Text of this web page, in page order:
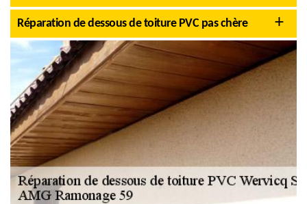
Réparation de dessous de toiture PVC pas chère